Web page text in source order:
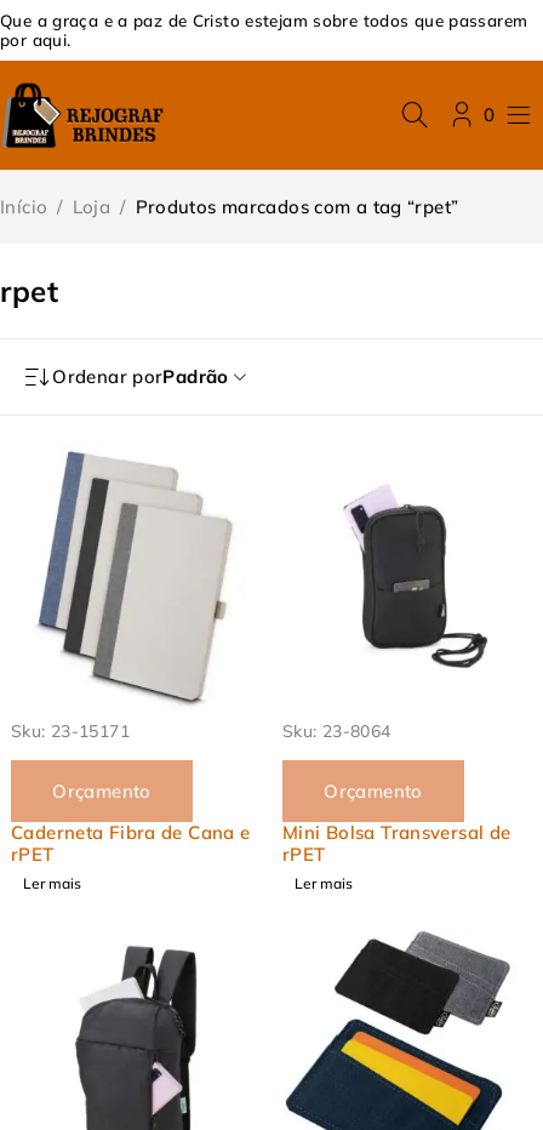
Que a graça e a paz de Cristo estejam sobre todos que passarem
por aqui.
0
rpet
Início / Loja / Produtos marcados com a tag “rpet”
Ordenar porPadrão
Sku: 23-15171
Orçamento
Caderneta Fibra de Cana e
rPET
Ler mais
Sku: 23-8064
Orçamento
Mini Bolsa Transversal de
rPET
Ler mais